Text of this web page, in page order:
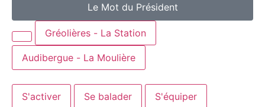
Le Mot du Président
Gréolières - La Station
Audibergue - La Moulière
S'activer Se balader S'équiper